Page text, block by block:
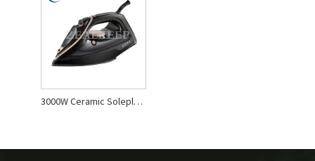
3000W Ceramic Soleplate Steam Iron